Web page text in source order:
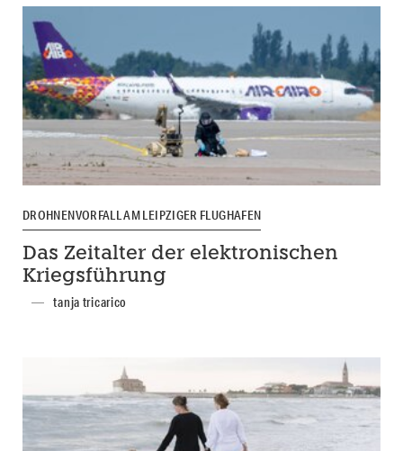
DROHNENVORFALL AM LEIPZIGER FLUGHAFEN
Das Zeitalter der elektronischen
Kriegsführung
tanja tricarico